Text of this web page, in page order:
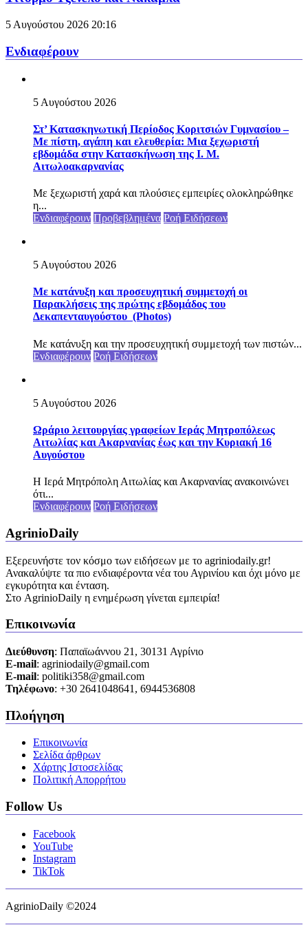
5 Αυγούστου 2026 20:16
Ενδιαφέρουν
5 Αυγούστου 2026
Στ’ Κατασκηνωτική Περίοδος Κοριτσιών Γυμνασίου –
Με πίστη, αγάπη και ελευθερία: Μια ξεχωριστή
εβδομάδα στην Κατασκήνωση της Ι. Μ.
Αιτωλοακαρνανίας
Με ξεχωριστή χαρά και πλούσιες εμπειρίες ολοκληρώθηκε
η...
Ενδιαφέρουν Προβεβλημένα Ροή Ειδήσεων
5 Αυγούστου 2026
Με κατάνυξη και προσευχητική συμμετοχή οι
Παρακλήσεις της πρώτης εβδομάδος του
Δεκαπενταυγούστου (Photos)
Με κατάνυξη και την προσευχητική συμμετοχή των πιστών...
Ενδιαφέρουν Ροή Ειδήσεων
5 Αυγούστου 2026
Ωράριο λειτουργίας γραφείων Ιεράς Μητροπόλεως
Αιτωλίας και Ακαρνανίας έως και την Κυριακή 16
Αυγούστου
Η Ιερά Μητρόπολη Αιτωλίας και Ακαρνανίας ανακοινώνει
ότι...
Ενδιαφέρουν Ροή Ειδήσεων
AgrinioDaily
Εξερευνήστε τον κόσμο των ειδήσεων με το agriniodaily.gr!
Ανακαλύψτε τα πιο ενδιαφέροντα νέα του Αγρινίου και όχι μόνο με
εγκυρότητα και ένταση.
Στο AgrinioDaily η ενημέρωση γίνεται εμπειρία!
Επικοινωνία
Διεύθυνση: Παπαϊωάννου 21, 30131 Αγρίνιο
Ε-mail: agriniodaily@gmail.com
Ε-mail: politiki358@gmail.com
Τηλέφωνο: +30 2641048641, 6944536808
Πλοήγηση
Επικοινωνία
Σελίδα άρθρων
Χάρτης Ιστοσελίδας
Πολιτική Απορρήτου
Follow Us
Facebook
YouTube
Instagram
TikTok
AgrinioDaily ©2024